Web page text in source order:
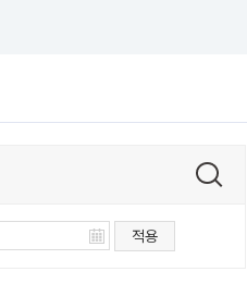
적용